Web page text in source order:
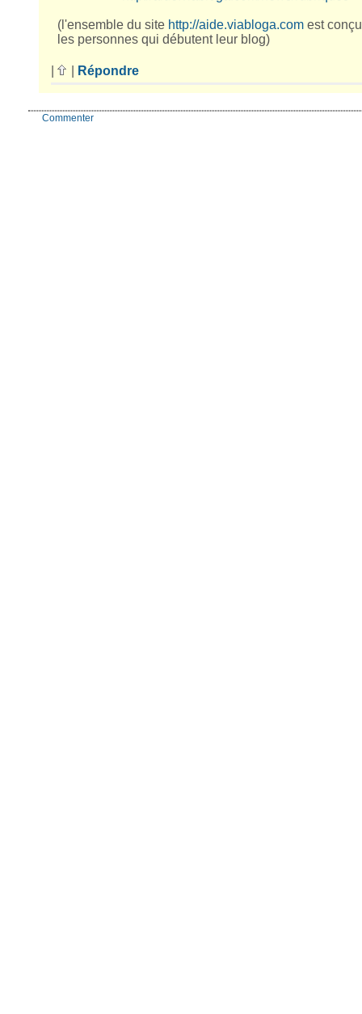
(l'ensemble du site http://aide.viabloga.comest
les personnes qui débutent leur blog)
Répondre
Commenter